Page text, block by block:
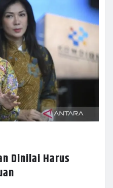
Dinilai Harus